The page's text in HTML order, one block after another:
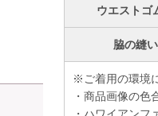
ウエストゴ
脇の縫
※ご着用の環境
・商品画像の色